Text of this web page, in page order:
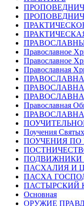
Православное
Православное
Православная
Православная
Поучения
ПОУЧЕНИЯ ПО
ПОДВИЖНИКИ
ПАСХАЛИЯ И
ПАСХА
ПАСТЫРСКИЙ
Основная
ОРУЖИЕ